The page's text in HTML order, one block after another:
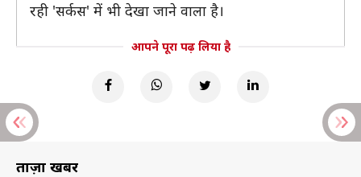
रही 'सर्कस' में भी देखा जाने वाला है।
आपने पूरा पढ़ लिया है
ताज़ा खबरें